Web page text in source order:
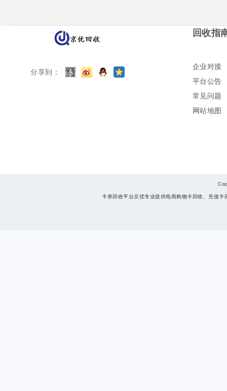
分享到：
回收指
企业对接
平台公告
常见问题
网站地图
卡券回收平台京优专业提供电商购物卡回收、充值